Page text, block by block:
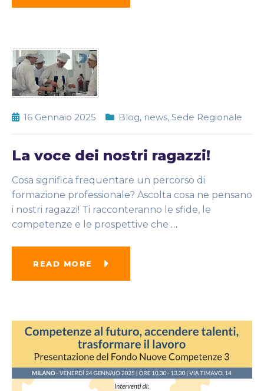
16 Gennaio 2025 Blog, news, Sede Regionale
La voce dei nostri ragazzi!
Cosa significa frequentare un percorso di
formazione professionale? Ascolta cosa ne pensano
i nostri ragazzi! Ti racconteranno le sfide, le
competenze e le prospettive che …
READ MORE